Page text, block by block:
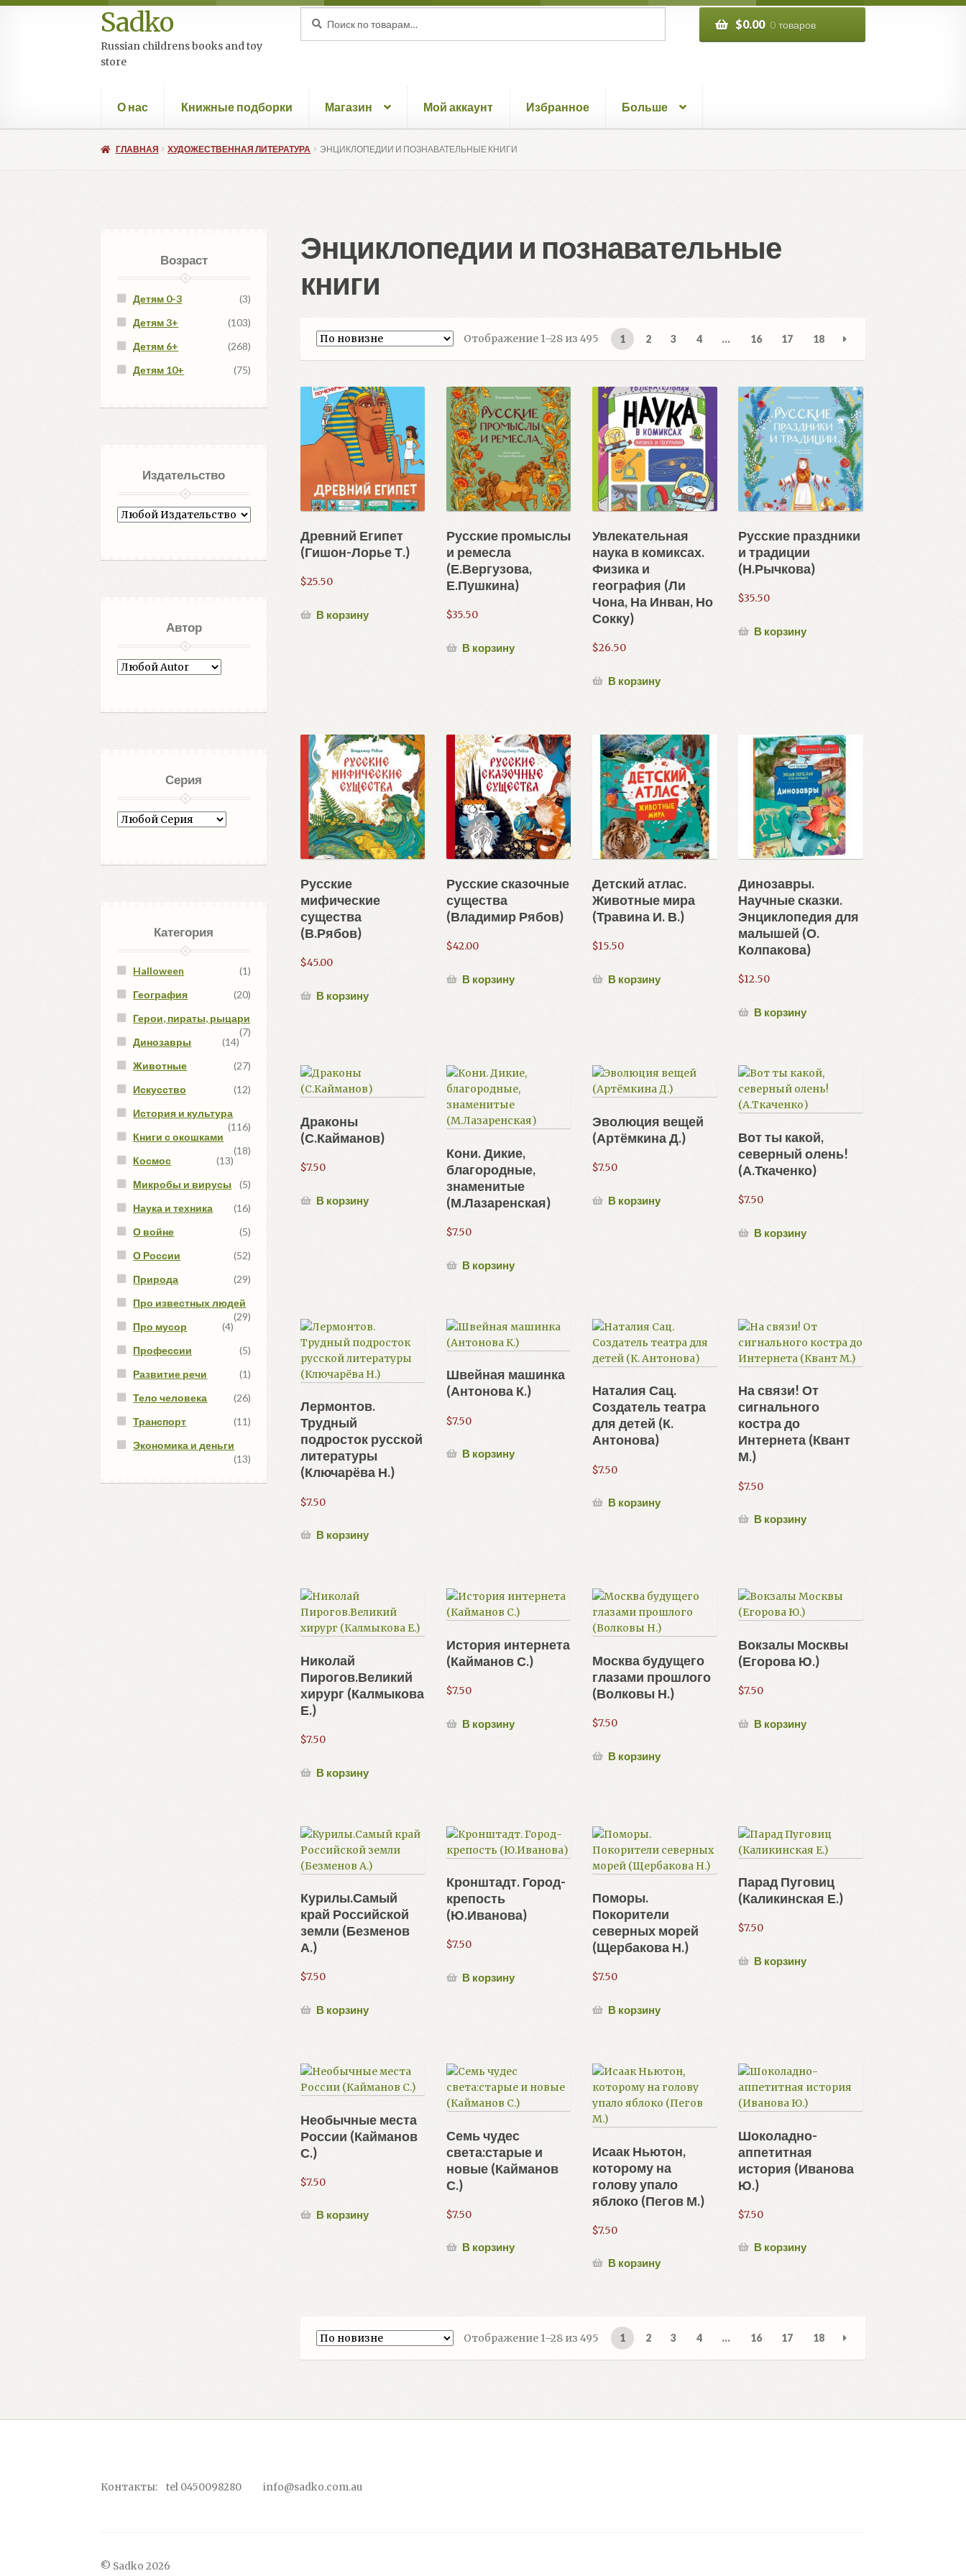
Перейти
к
навигации
Перейти
к
содержимому
Sadko
Russian childrens books and toy
store
$0.00 0 товаров
О нас Книжные подборки Магазин Мой аккаунт Избранное Больше
ГЛАВНАЯ ХУДОЖЕСТВЕННАЯ ЛИТЕРАТУРА ЭНЦИКЛОПЕДИИ И ПОЗНАВАТЕЛЬНЫЕ КНИГИ
Энциклопедии и познавательные
книги
Отображение 1–28 из 495 Сортировка:
самые
1 2 3 4 … 16 17 18
Древний Египет
(Гишон-Лорье Т.)
$25.50
В корзину
Русские промыслы
и ремесла
(Е.Вергузова,
Е.Пушкина)
$35.50
В корзину
Увлекательная
наука в комиксах.
Физика и
география (Ли
Чона, На Инван, Но
Сокку)
$26.50
В корзину
Русские праздники
и традиции
(Н.Рычкова)
$35.50
В корзину
Русские
мифические
существа
(В.Рябов)
$45.00
В корзину
Русские сказочные
существа
(Владимир Рябов)
$42.00
В корзину
Детский атлас.
Животные мира
(Травина И. В.)
$15.50
В корзину
Динозавры.
Научные сказки.
Энциклопедия для
малышей (О.
Колпакова)
$12.50
В корзину
Драконы
(С.Кайманов)
$7.50
В корзину
Кони. Дикие,
благородные,
знаменитые
(М.Лазаренская)
$7.50
В корзину
Эволюция вещей
(Артёмкина Д.)
$7.50
В корзину
Вот ты какой,
северный олень!
(А.Ткаченко)
$7.50
В корзину
Лермонтов.
Трудный
подросток русской
литературы
(Ключарёва Н.)
$7.50
В корзину
Швейная машинка
(Антонова К.)
$7.50
В корзину
Наталия Сац.
Создатель театра
для детей (К.
Антонова)
$7.50
В корзину
На связи! От
сигнального
костра до
Интернета (Квант
М.)
$7.50
В корзину
Николай
Пирогов.Великий
хирург (Калмыкова
Е.)
$7.50
В корзину
История интернета
(Кайманов С.)
$7.50
В корзину
Москва будущего
глазами прошлого
(Волковы Н.)
$7.50
В корзину
Вокзалы Москвы
(Егорова Ю.)
$7.50
В корзину
Курилы.Самый
край Российской
земли (Безменов
А.)
$7.50
В корзину
Кронштадт. Город-
крепость
(Ю.Иванова)
$7.50
В корзину
Поморы.
Покорители
северных морей
(Щербакова Н.)
$7.50
В корзину
Парад Пуговиц
(Каликинская Е.)
$7.50
В корзину
Необычные места
России (Кайманов
С.)
$7.50
В корзину
Семь чудес
света:старые и
новые (Кайманов
С.)
$7.50
В корзину
Исаак Ньютон,
которому на
голову упало
яблоко (Пегов М.)
$7.50
В корзину
Шоколадно-
аппетитная
история (Иванова
Ю.)
$7.50
В корзину
Отображение 1–28 из 495 Сортировка:
самые
1 2 3 4 … 16 17 18
Возраст
Детям 0-3
(3)
Детям 3+
(103)
Детям 6+
(268)
Детям 10+
(75)
Издательство
Автор
Серия
Категория
Halloween
(1)
География
(20)
Герои, пираты, рыцари
(7)
Динозавры
(14)
Животные
(27)
Искусство
(12)
История и культура
(116)
Книги с окошками
(18)
Космос
(13)
Микробы и вирусы
(5)
Наука и техника
(16)
О войне
(5)
О России
(52)
Природа
(29)
Про известных людей
(29)
Про мусор
(4)
Профессии
(5)
Развитие речи
(1)
Тело человека
(26)
Транспорт
(11)
Экономика и деньги
(13)
Контакты: tel 0450098280 info@sadko.com.au
© Sadko 2026